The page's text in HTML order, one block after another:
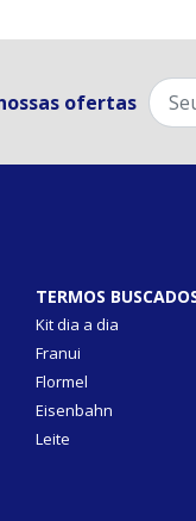
ofertas
TERMOS
Kit dia a dia
Franui
Flormel
Eisenbahn
Leite